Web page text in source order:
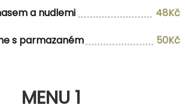
a nudlemi
48Kč
s parmazaném
50Kč
MENU 1